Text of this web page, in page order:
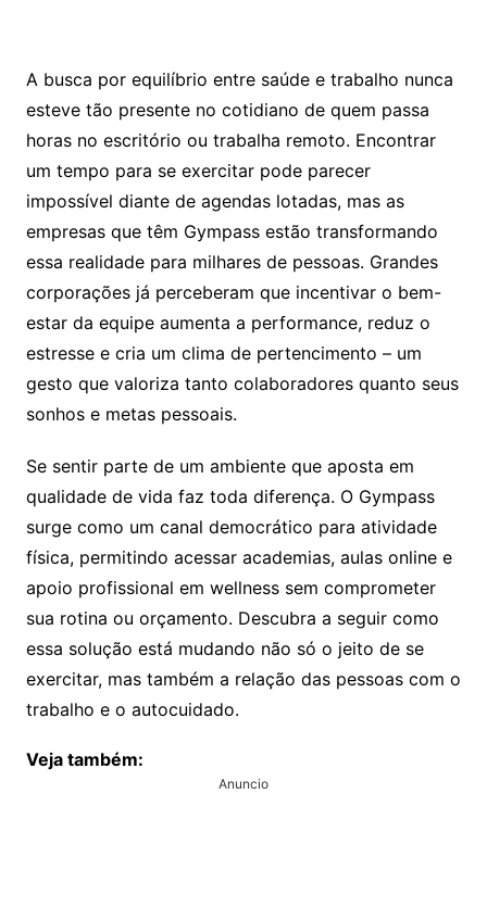
A busca por equilíbrio entre saúde e trabalho nunca
esteve tão presente no cotidiano de quem passa
horas no escritório ou trabalha remoto. Encontrar
um tempo para se exercitar pode parecer
impossível diante de agendas lotadas, mas as
empresas que têm Gympass estão transformando
essa realidade para milhares de pessoas. Grandes
corporações já perceberam que incentivar o bem-
estar da equipe aumenta a performance, reduz o
estresse e cria um clima de pertencimento – um
gesto que valoriza tanto colaboradores quanto seus
sonhos e metas pessoais.
Se sentir parte de um ambiente que aposta em
qualidade de vida faz toda diferença. O Gympass
surge como um canal democrático para atividade
física, permitindo acessar academias, aulas online e
apoio profissional em wellness sem comprometer
sua rotina ou orçamento. Descubra a seguir como
essa solução está mudando não só o jeito de se
exercitar, mas também a relação das pessoas com o
trabalho e o autocuidado.
Veja também:
Anuncio